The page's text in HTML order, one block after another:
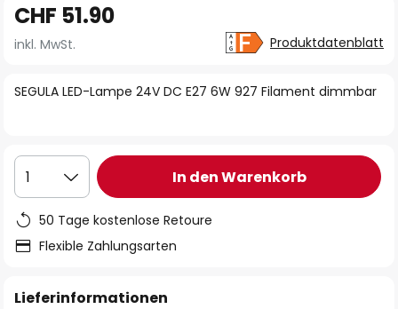
Anfang
der
springen
SEGULA LED-Lampe 24V DC E27 6W 927 Filament dimmbar
CHF 51.90
inkl. MwSt. Produktdatenblatt
1 In den Warenkorb
50 Tage kostenlose Retoure
Flexible Zahlungsarten
Lieferinformationen